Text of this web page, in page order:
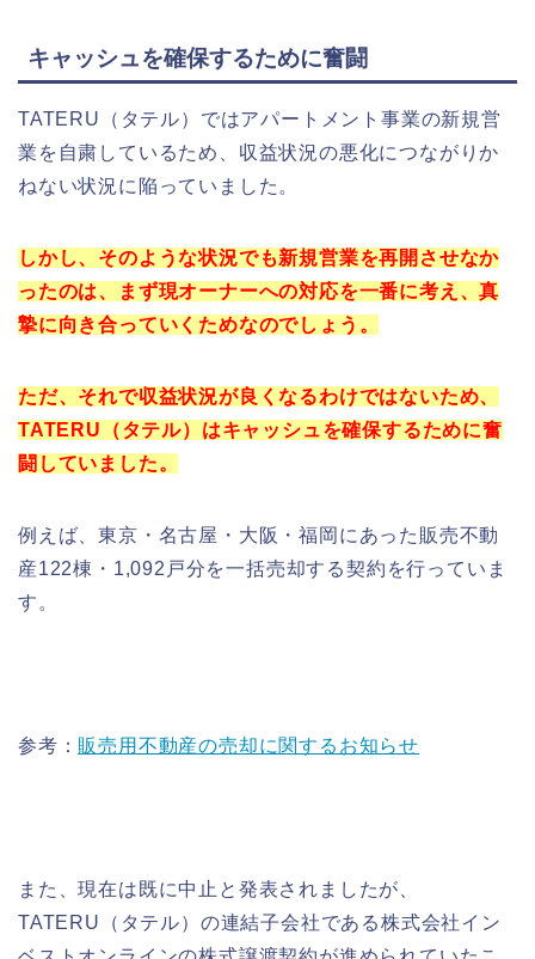
キャッシュを確保するために奮闘
TATERU（タテル）ではアパートメント事業の新規営
業を自粛しているため、収益状況の悪化につながりか
ねない状況に陥っていました。
しかし、そのような状況でも新規営業を再開させなか
ったのは、まず現オーナーへの対応を一番に考え、真
摯に向き合っていくためなのでしょう。
ただ、それで収益状況が良くなるわけではないため、
TATERU（タテル）はキャッシュを確保するために奮
闘していました。
例えば、東京・名古屋・大阪・福岡にあった販売不動
産122棟・1,092戸分を一括売却する契約を行っていま
す。
参考： 販売用不動産の売却に関するお知らせ
また、現在は既に中止と発表されましたが、
TATERU（タテル）の連結子会社である株式会社イン